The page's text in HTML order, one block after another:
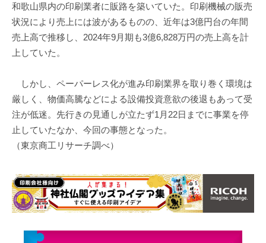
和歌山県内の印刷業者に販路を築いていた。印刷機械の販売
状況により売上には波があるものの、近年は3億円台の年間
売上高で推移し、2024年9月期も3億6,828万円の売上高を計
上していた。
しかし、ペーパーレス化が進み印刷業界を取り巻く環境は
厳しく、物価高騰などによる設備投資意欲の後退もあって受
注が低迷。先行きの見通しが立たず1月22日までに事業を停
止していたなか、今回の事態となった。
（東京商工リサーチ調べ）